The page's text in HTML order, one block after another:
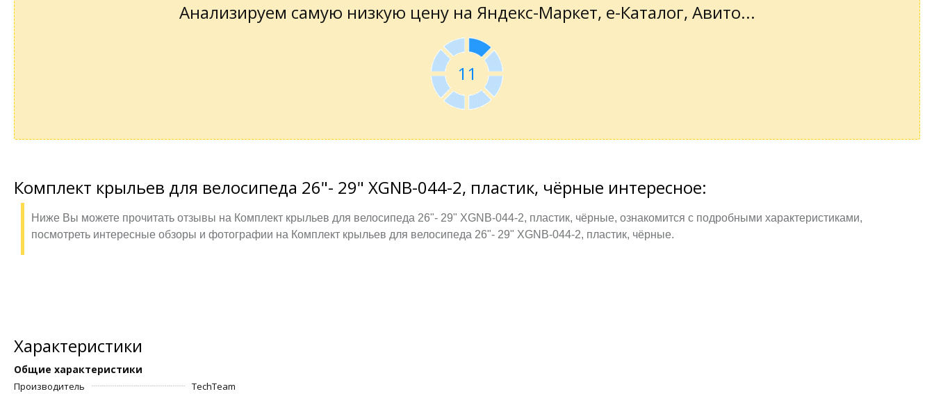
Анализируем самую низкую цену на Яндекс-Маркет, е-Каталог, Авито...
10
Комплект крыльев для велосипеда 26"- 29" XGNB-044-2, пластик, чёрные интересное:
Ниже Вы можете прочитать отзывы на Комплект крыльев для велосипеда 26"- 29" XGNB-044-2, пластик, чёрные, ознакомится с подробными характеристиками,
посмотреть интересные обзоры и фотографии на Комплект крыльев для велосипеда 26"- 29" XGNB-044-2, пластик, чёрные.
Характеристики
Общие характеристики
Производитель
TechTeam